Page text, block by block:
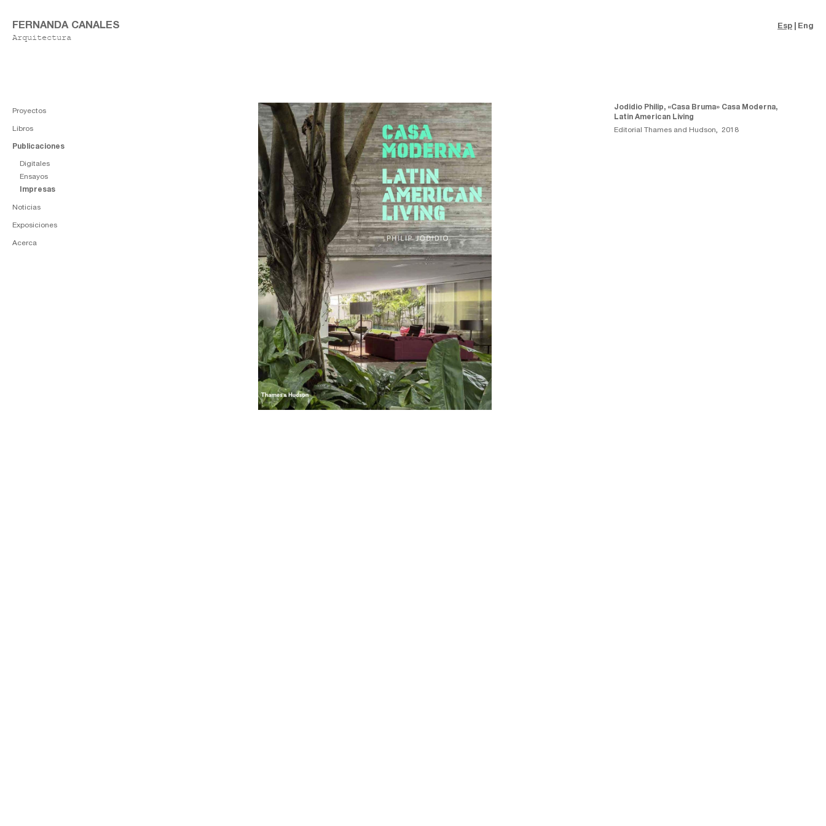
FERNANDA CANALES
Arquitectura
Esp Eng
Proyectos
Libros
Publicaciones
Digitales
Ensayos
Impresas
Noticias
Exposiciones
Acerca
Jodidio Philip, «Casa Bruma» Casa Moderna,
Latin American Living
Editorial Thames and Hudson
2018